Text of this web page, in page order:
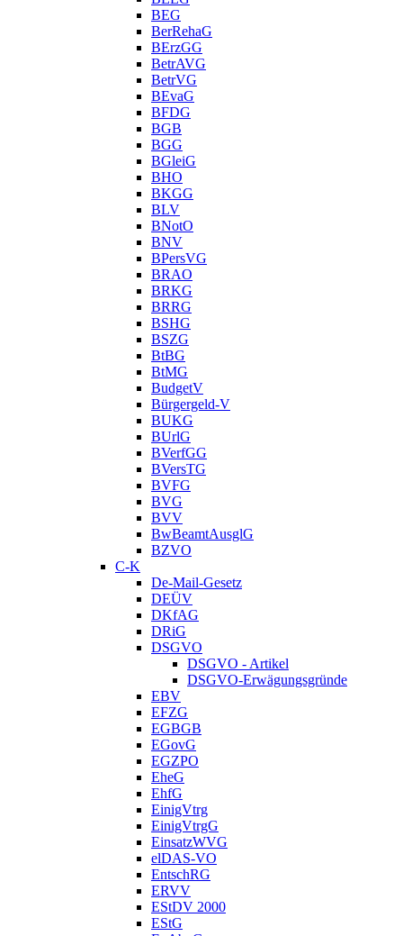
BEG
BerRehaG
BErzGG
BetrAVG
BetrVG
BEvaG
BFDG
BGB
BGG
BGleiG
BHO
BKGG
BLV
BNotO
BNV
BPersVG
BRAO
BRKG
BRRG
BSHG
BSZG
BtBG
BtMG
BudgetV
Bürgergeld-V
BUKG
BUrlG
BVerfGG
BVersTG
BVFG
BVG
BVV
BwBeamtAusglG
BZVO
C-K
De-Mail-Gesetz
DEÜV
DKfAG
DRiG
DSGVO
DSGVO - Artikel
DSGVO-Erwägungsgründe
EBV
EFZG
EGBGB
EGovG
EGZPO
EheG
EhfG
EinigVtrg
EinigVtrgG
EinsatzWVG
elDAS-VO
EntschRG
ERVV
EStDV 2000
EStG